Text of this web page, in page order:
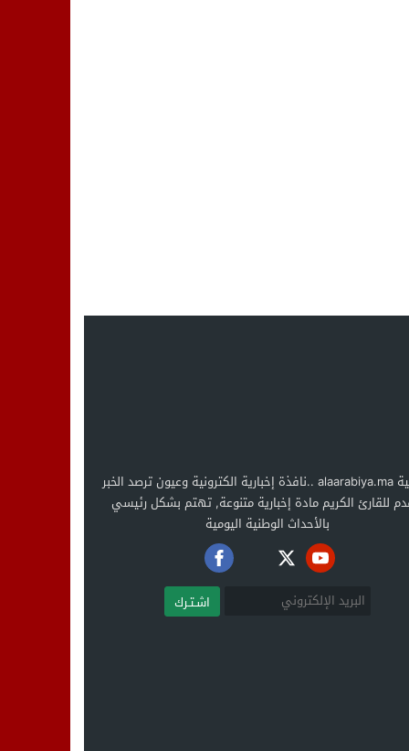
العربية alaarabiya.ma ..نافذة إخبارية الكترونية وعيون ترصد الخبر
للقارئ الكريم مادة إخبارية متنوعة, تهتم بشكل رئيسي
بالأحداث الوطنية اليومية
اشـتـرك